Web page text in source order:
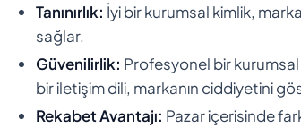
Tanınırlık: İyi bir kurumsal kimlik,
sağlar.
Güvenilirlik: Profesyonel bir
bir iletişim dili, markanın ciddiyetini
Rekabet Avantajı: Pazar içerisinde